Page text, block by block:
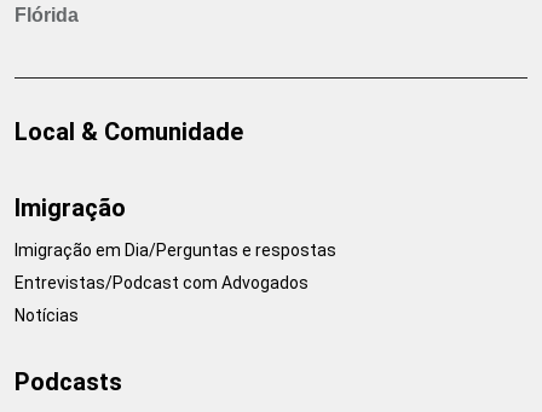
Flórida
Local & Comunidade
Imigração
Imigração em Dia/Perguntas e respostas
Entrevistas/Podcast com Advogados
Notícias
Podcasts